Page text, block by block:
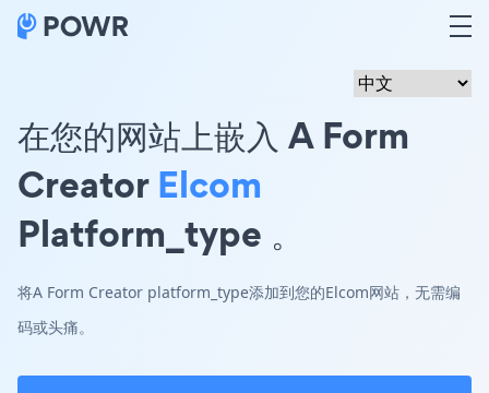
在您的网站上嵌入 A Form
CreatorElcom
Platform_type 。
将A Form Creator platform_type添加到您的Elcom网站，无需编
码或头痛。